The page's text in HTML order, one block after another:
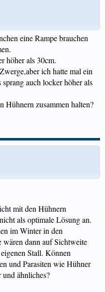
eine Rampe brauchen
höher als 30cm.
ich hatte mal ein
auch locker höher als
Hühnern zusammen halten?
mit den Hühnern
als optimale Lösung an.
im Winter in den
wären dann auf Sichtweite
Stall. Können
und Parasiten wie Hühner
ähnliches?